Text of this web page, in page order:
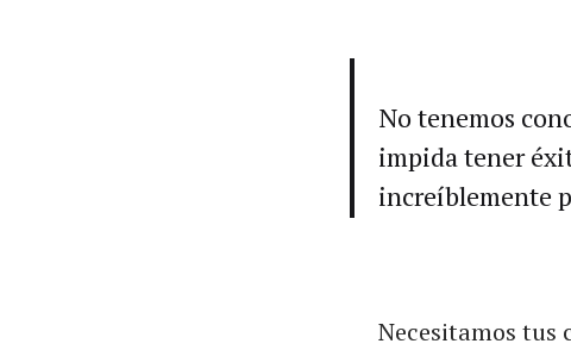
No tenemos
impida tener
increíblemente
Necesitamos tus